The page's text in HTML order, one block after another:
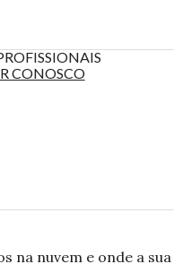
CONOSCO
na nuvem e onde a sua